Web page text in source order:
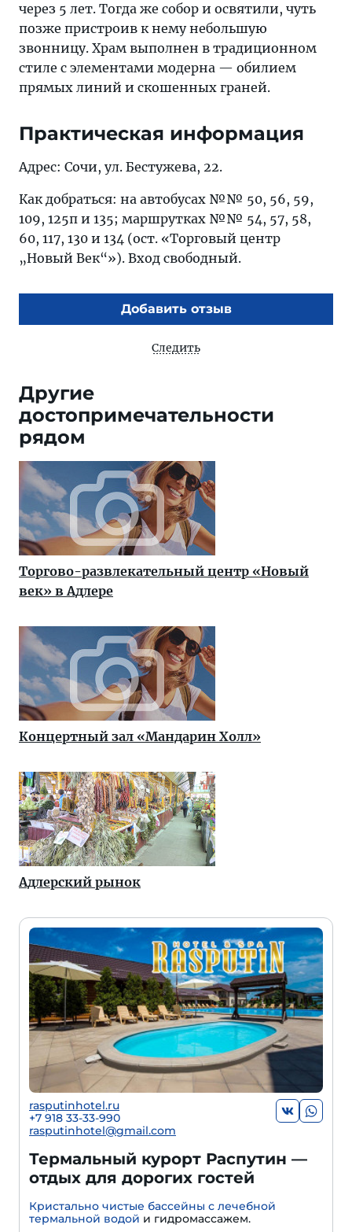
через 5 лет. Тогда же собор и освятили, чуть
позже пристроив к нему небольшую
звонницу. Храм выполнен в традиционном
стиле с элементами модерна — обилием
прямых линий и скошенных граней.
Практическая информация
Адрес: Сочи, ул. Бестужева, 22.
Как добраться: на автобусах №№ 50, 56, 59,
109, 125п и 135; маршрутках №№ 54, 57, 58,
60, 117, 130 и 134 (ост. «Торговый центр
„Новый Век“»). Вход свободный.
Добавить отзыв
Следить
Другие
достопримечательности
рядом
Торгово-развлекательный центр «Новый
век» в Адлере
Концертный зал «Мандарин Холл»
Адлерский рынок
rasputinhotel.ru
+7 918 33-33-990
rasputinhotel@gmail.com
Термальный курорт Распутин —
отдых для дорогих гостей
Кристально чистые бассейны с лечебной
термальной водой и гидромассажем.